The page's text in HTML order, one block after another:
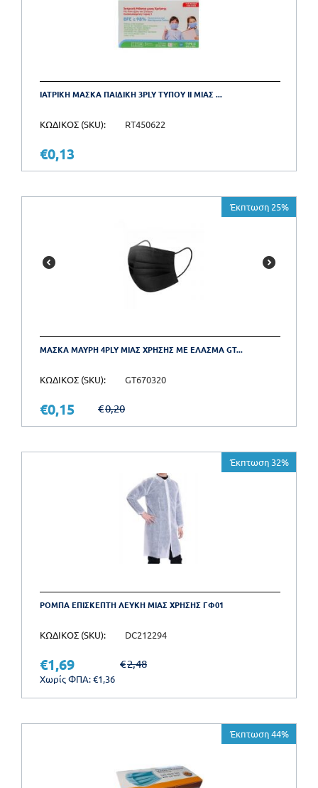
ΙΑΤΡΙΚΗ ΜΑΣΚΑ ΠΑΙΔΙΚΗ 3PLY ΤΥΠΟΥ ΙΙ ΜΙΑΣ ...
ΚΩΔΙΚΟΣ (SKU): RT450622
€0,13
Έκπτωση 25%
ΜΑΣΚΑ ΜΑΥΡΗ 4PLY ΜΙΑΣ ΧΡΗΣΗΣ ΜΕ ΕΛΑΣΜΑ GT...
ΚΩΔΙΚΟΣ (SKU): GT670320
€0,20
€0,15
Έκπτωση 32%
ΡΟΜΠΑ ΕΠΙΣΚΕΠΤΗ ΛΕΥΚΗ ΜΙΑΣ ΧΡΗΣΗΣ ΓΦ01
ΚΩΔΙΚΟΣ (SKU): DC212294
€2,48
€1,69
Χωρίς ΦΠΑ:€1,36
Έκπτωση 44%